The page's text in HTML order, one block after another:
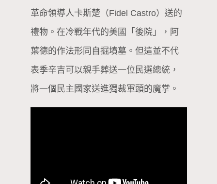
革命領導人卡斯楚（Fidel Castro）送的
禮物。在冷戰年代的美國「後院」，阿
葉德的作法形同自掘墳墓。但這並不代
表季辛吉可以親手葬送一位民選總統，
將一個民主國家送進獨裁軍頭的魔掌。